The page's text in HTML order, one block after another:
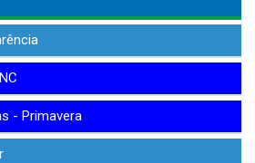
- Primavera